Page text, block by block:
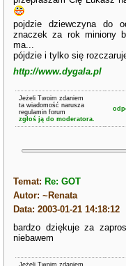
pojdzie dziewczyna do
znaczek za rok miniony
ma...
pójdzie i tylko się
http://www.dygala.pl
Jeżeli Twoim zdaniem
ta wiadomość narusza
regulamin forum
zgłoś ją do moderatora.
Temat: Re: GOT
Autor: ~Renata
Data: 2003-01-21 14:18:12
bardzo dziękuje za
niebawem
Jeżeli Twoim zdaniem